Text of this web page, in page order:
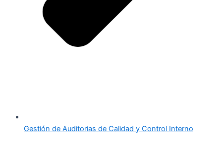
Gestión de Auditorias de Calidad y Control Interno